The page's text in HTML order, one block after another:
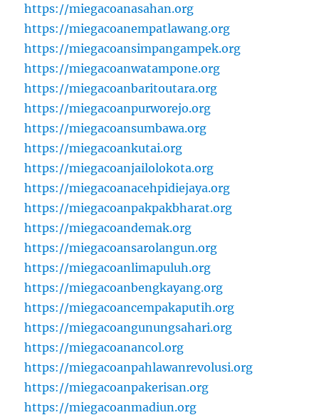
https://miegacoanasahan.org
https://miegacoanempatlawang.org
https://miegacoansimpangampek.org
https://miegacoanwatampone.org
https://miegacoanbaritoutara.org
https://miegacoanpurworejo.org
https://miegacoansumbawa.org
https://miegacoankutai.org
https://miegacoanjailolokota.org
https://miegacoanacehpidiejaya.org
https://miegacoanpakpakbharat.org
https://miegacoandemak.org
https://miegacoansarolangun.org
https://miegacoanlimapuluh.org
https://miegacoanbengkayang.org
https://miegacoancempakaputih.org
https://miegacoangunungsahari.org
https://miegacoanancol.org
https://miegacoanpahlawanrevolusi.org
https://miegacoanpakerisan.org
https://miegacoanmadiun.org